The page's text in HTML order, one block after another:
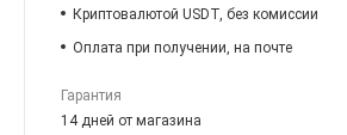
Криптовалютой USDT, без комиссии
Оплата при получении, на почте
Гарантия
14 дней от магазина